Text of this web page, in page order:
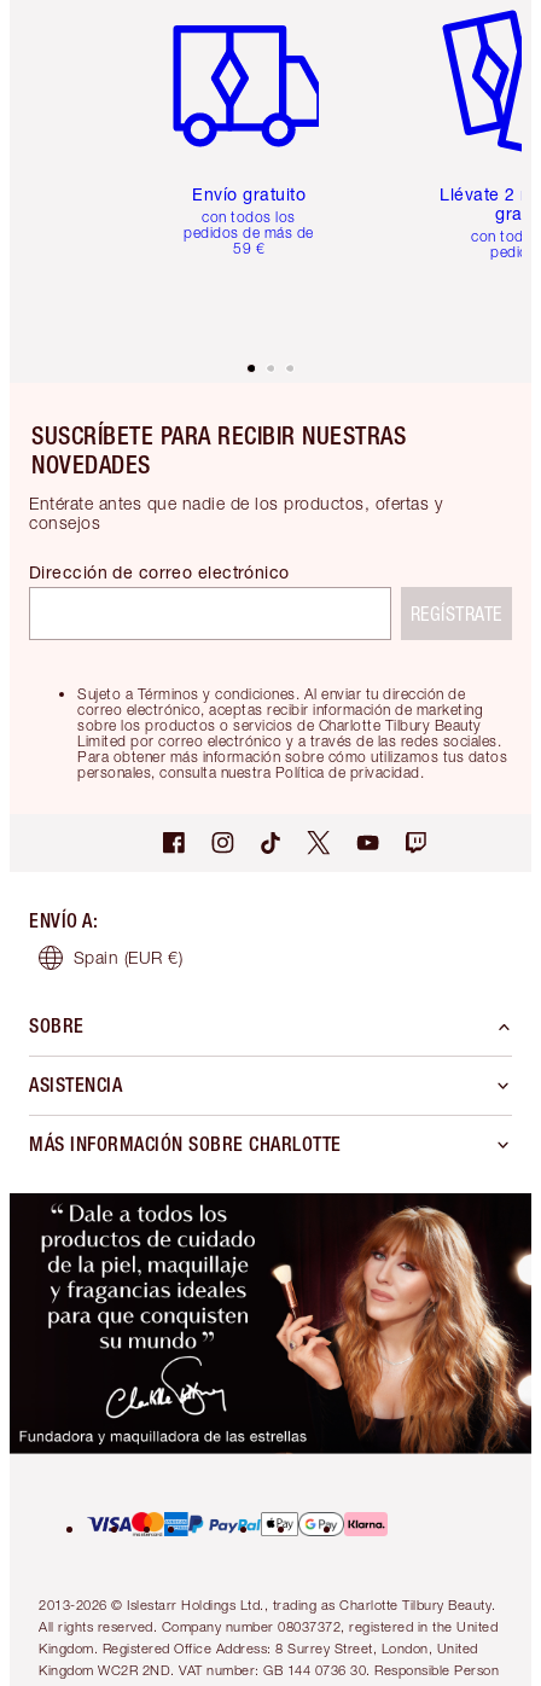
Envío gratuito
con todos los
pedidos de más de
59 €
Llévate 2
gratis
con
SUSCRÍBETE PARA RECIBIR NUESTRAS
NOVEDADES
Entérate antes que nadie de los productos, ofertas y
consejos
Sujeto a Términos y condiciones. Al enviar tu dirección de
correo electrónico, aceptas recibir información de marketing
sobre los productos o servicios de Charlotte Tilbury Beauty
Limited por correo electrónico y a través de las redes sociales.
Para obtener más información sobre cómo utilizamos tus datos
personales, consulta nuestra Política de privacidad.
Dirección de correo electrónico
REGÍSTRATE
ENVÍO A:
Spain (EUR €)
SOBRE
ASISTENCIA
MÁS INFORMACIÓN SOBRE CHARLOTTE
2013-2026 © Islestarr Holdings Ltd., trading as Charlotte Tilbury Beauty.
All rights reserved. Company number 08037372, registered in the United
Kingdom. Registered Office Address: 8 Surrey Street, London, United
Kingdom WC2R 2ND. VAT number: GB 144 0736 30. Responsible Person